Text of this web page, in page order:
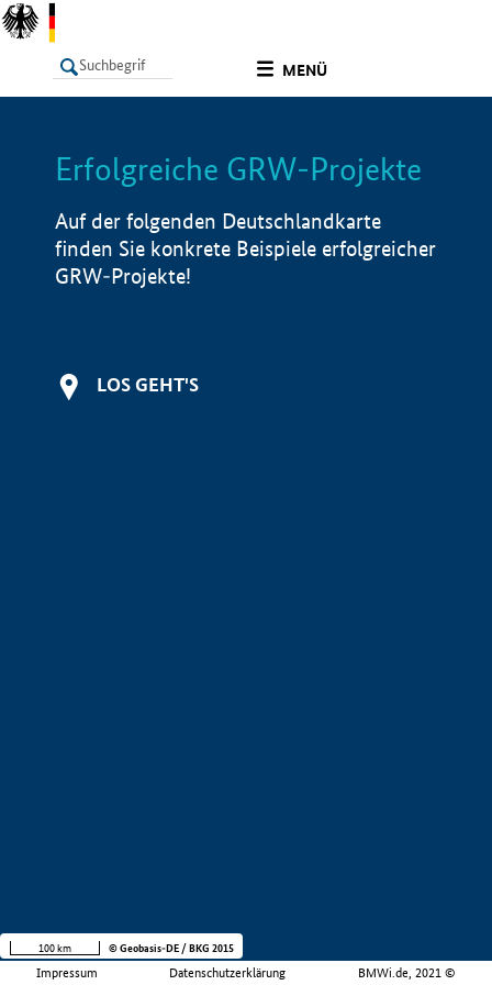
MENÜ
LISTE Info
Erfolgreiche GRW-Projekte
Auf der folgenden Deutschlandkarte
finden Sie konkrete Beispiele erfolgreicher
GRW-Projekte!
LOS GEHT'S
Impressum Datenschutzerklärung BMWi.de, 2021 ©
100 km © Geobasis-DE / BKG 2015